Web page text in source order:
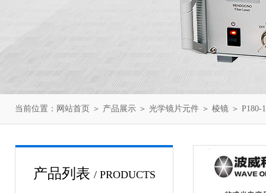
当前位置： 网站首页 ＞ 产品展示 ＞ 光学镜片元件 ＞ 棱镜 ＞
产品列表 / PRODUCTS